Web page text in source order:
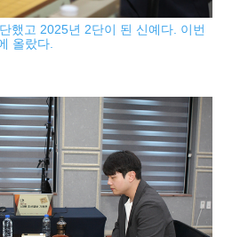
했고 2025년 2단이 된 신예다. 이번
올랐다.